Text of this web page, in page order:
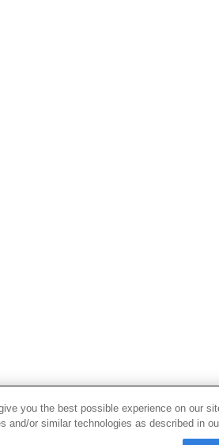
you the best possible experience on our
and/or similar technologies as described in